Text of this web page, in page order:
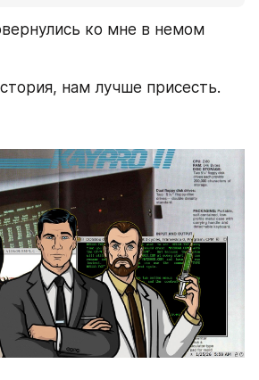
ко мне в немом
нам лучше присесть.